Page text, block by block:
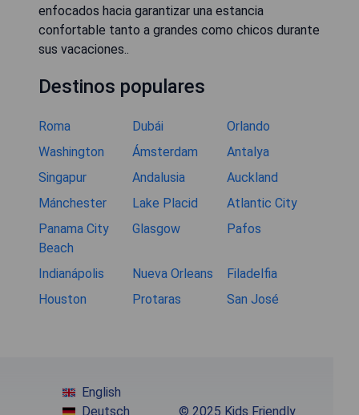
enfocados hacia garantizar una estancia
confortable tanto a grandes como chicos durante
sus vacaciones..
Destinos populares
Roma Dubái
Orlando
Washington
Ámsterdam
Antalya
Singapur
Andalusia
Auckland
Mánchester
Lake Placid
Atlantic City
Panama City
Beach
Glasgow Pafos
Indianápolis Nueva Orleans
Filadelfia
Houston
Protaras San José
English
Deutsch
© 2025 Kids Friendly